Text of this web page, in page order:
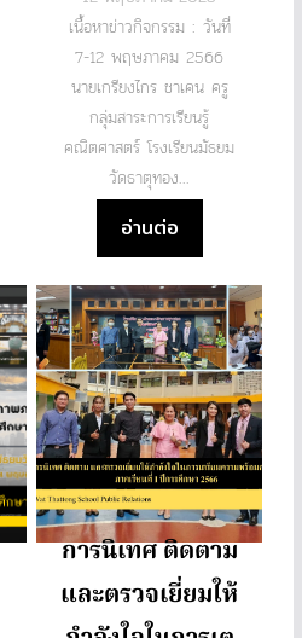
เนื้อหาข่าวกิจกรรม : วันที่
7-12 พฤษภาคม 2566
นายเกรียงไกร ชาเคน ครู
กลุ่มสาระการเรียนรู้
คณิตศาสตร์ โรงเรียนมัธยม
วัดธาตุทอง...
อ่านต่อ
การนิเทศ ติดตาม
และตรวจเยี่ยมให้